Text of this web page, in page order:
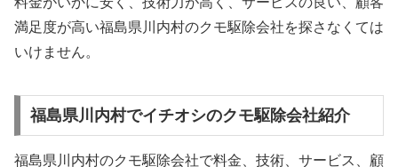
満足度が高い福島県川内村のクモ駆除会社を探さなくては
いけません。
福島県川内村でイチオシのクモ駆除会社紹介
福島県川内村のクモ駆除会社で料金、技術、サービス、顧